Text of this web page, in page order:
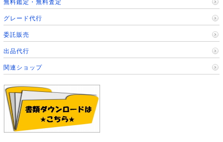
無料鑑定・無料査定
グレード代行
委託販売
出品代行
関連ショップ